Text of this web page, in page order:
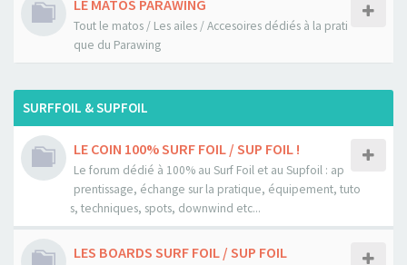
LE MATOS PARAWING
Tout le matos / Les ailes / Accesoires dédiés à la prati
que du Parawing
SURFFOIL & SUPFOIL
LE COIN 100% SURF FOIL / SUP FOIL !
Le forum dédié à 100% au Surf Foil et au Supfoil : ap
prentissage, échange sur la pratique, équipement, tuto
s, techniques, spots, downwind etc...
LES BOARDS SURF FOIL / SUP FOIL